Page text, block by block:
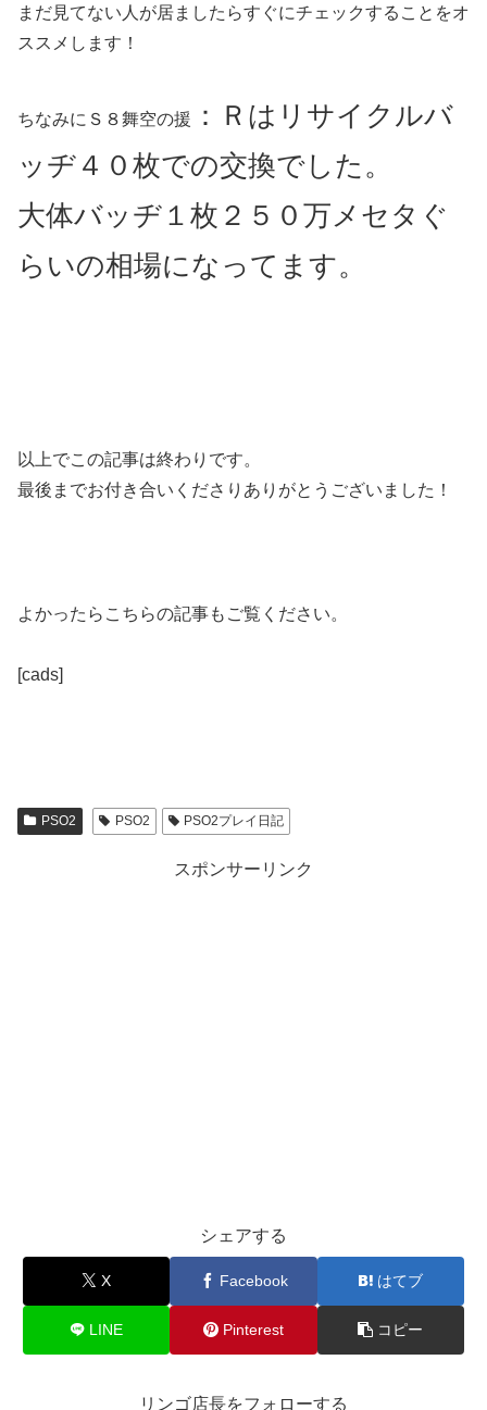
まだ見てない人が居ましたらすぐにチェックすることをオ
ススメします！
ちなみにＳ８舞空の援 ：
Ｒはリサイクルバ
ッヂ４０枚での交換でした。
大体バッヂ１枚２５０万メセタぐ
らいの相場になってます。
以上でこの記事は終わりです。
最後までお付き合いくださりありがとうございました！
よかったらこちらの記事もご覧ください。
[cads]
PSO2 PSO2 PSO2プレイ日記
スポンサーリンク
シェアする
X Facebook はてブ
LINE Pinterest コピー
リンゴ店長をフォローする